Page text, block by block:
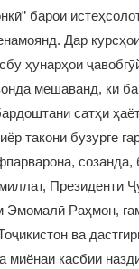
барои
Дар
ҳунарҳои
мешаванд, ки
сатҳи
такони бузурге
созанда,
Президенти
Эмомалӣ Раҳмон,
ва
миёнаи касбии